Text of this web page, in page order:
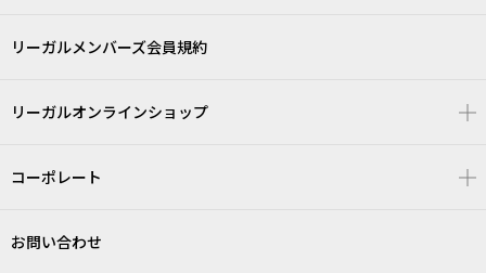
リーガルメンバーズ会員規約
リーガルオンラインショップ
コーポレート
お問い合わせ